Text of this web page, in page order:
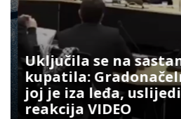
Uključila se na
kupatila:
joj je iza leđa,
reakcija VIDEO